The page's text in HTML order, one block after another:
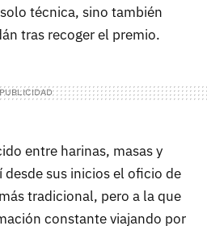
técnica, sino también
tras recoger el premio.
entre harinas, masas y
sus inicios el oficio de
tradicional, pero a la que
constante viajando por